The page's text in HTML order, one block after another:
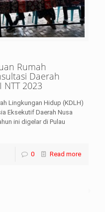
Rumah
Daerah
2023
Lingkungan Hidup (KDLH)
Eksekutif Daerah Nusa
ini digelar di Pulau
0 Read more